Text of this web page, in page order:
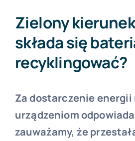
Blog
Forum PŚK
O nas
Kontakt
Zielony
składa się
recyklingować?
Za dostarczenie energii
urządzeniom
zauważamy, że